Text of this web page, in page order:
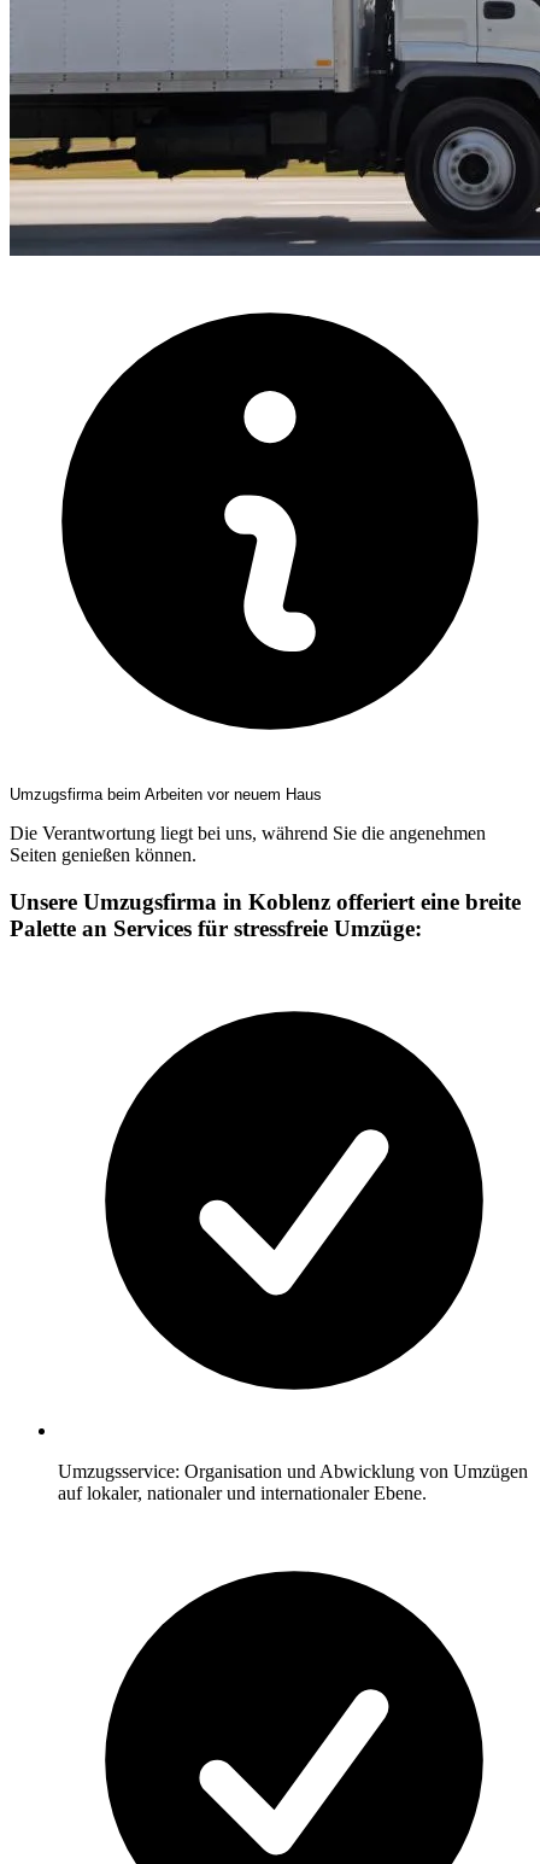
Umzugsfirma beim Arbeiten vor neuem Haus
Die Verantwortung liegt bei uns, während Sie die angenehmen
Seiten genießen können.
Unsere Umzugsfirma in Koblenz offeriert eine breite
Palette an Services für stressfreie Umzüge:
Umzugsservice: Organisation und Abwicklung von Umzügen
auf lokaler, nationaler und internationaler Ebene.